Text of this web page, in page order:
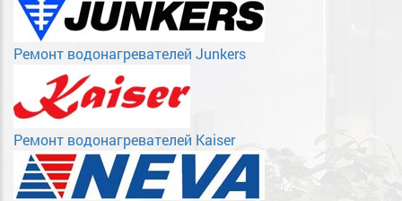
Ремонт водонагревателей Junkers
Ремонт водонагревателей Kaiser